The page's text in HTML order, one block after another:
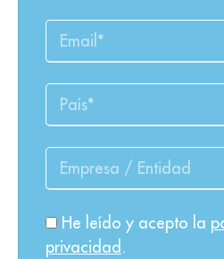
He leído y acepto la
privacidad .